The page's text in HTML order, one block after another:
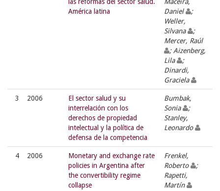
América latina
Daniel
;
Weller,
Silvana
;
Mercer, Raúl
; Aizenberg,
Lila
;
Dinardi,
Graciela
3 2006
El sector salud y su
interrelación con los
derechos de propiedad
intelectual y la política de
defensa de la competencia
Bumbak,
Sonia
;
Stanley,
Leonardo
4 2006
Monetary and exchange rate
policies in Argentina after
the convertibility regime
collapse
Frenkel,
Roberto
;
Rapetti,
Martín